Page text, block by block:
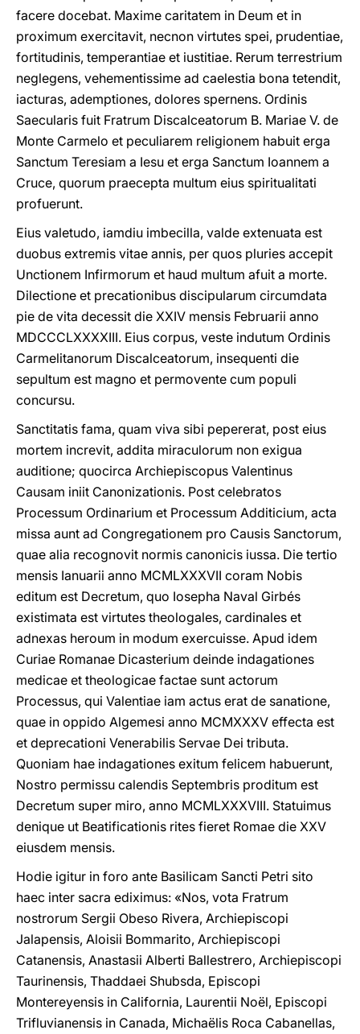
facere docebat. Maxime caritatem in Deum et in
proximum exercitavit, necnon virtutes spei, prudentiae,
fortitudinis, temperantiae et iustitiae. Rerum terrestrium
neglegens, vehementissime ad caelestia bona tetendit,
iacturas, ademptiones, dolores spernens. Ordinis
Saecularis fuit Fratrum Discalceatorum B. Mariae V. de
Monte Carmelo et peculiarem religionem habuit erga
Sanctum Teresiam a Iesu et erga Sanctum Ioannem a
Cruce, quorum praecepta multum eius spiritualitati
profuerunt.
Eius valetudo, iamdiu imbecilla, valde extenuata est
duobus extremis vitae annis, per quos pluries accepit
Unctionem Infirmorum et haud multum afuit a morte.
Dilectione et precationibus discipularum circumdata
pie de vita decessit die XXIV mensis Februarii anno
MDCCCLXXXXIII. Eius corpus, veste indutum Ordinis
Carmelitanorum Discalceatorum, insequenti die
sepultum est magno et permovente cum populi
concursu.
Sanctitatis fama, quam viva sibi pepererat, post eius
mortem increvit, addita miraculorum non exigua
auditione; quocirca Archiepiscopus Valentinus
Causam iniit Canonizationis. Post celebratos
Processum Ordinarium et Processum Additicium, acta
missa aunt ad Congregationem pro Causis Sanctorum,
quae alia recognovit normis canonicis iussa. Die tertio
mensis Ianuarii anno MCMLXXXVII coram Nobis
editum est Decretum, quo Iosepha Naval Girbés
existimata est virtutes theologales, cardinales et
adnexas heroum in modum exercuisse. Apud idem
Curiae Romanae Dicasterium deinde indagationes
medicae et theologicae factae sunt actorum
Processus, qui Valentiae iam actus erat de sanatione,
quae in oppido Algemesi anno MCMXXXV effecta est
et deprecationi Venerabilis Servae Dei tributa.
Quoniam hae indagationes exitum felicem habuerunt,
Nostro permissu calendis Septembris proditum est
Decretum super miro, anno MCMLXXXVIII. Statuimus
denique ut Beatificationis rites fieret Romae die XXV
eiusdem mensis.
Hodie igitur in foro ante Basilicam Sancti Petri sito
haec inter sacra ediximus: «Nos, vota Fratrum
nostrorum Sergii Obeso Rivera, Archiepiscopi
Jalapensis, Aloisii Bommarito, Archiepiscopi
Catanensis, Anastasii Alberti Ballestrero, Archiepiscopi
Taurinensis, Thaddaei Shubsda, Episcopi
Montereyensis in California, Laurentii Noël, Episcopi
Trifluvianensis in Canada, Michaëlis Roca Cabanellas,